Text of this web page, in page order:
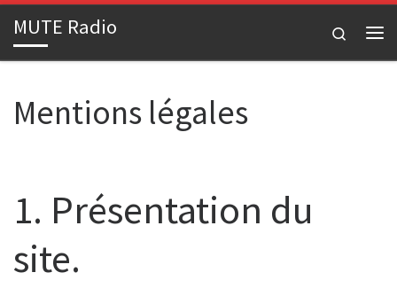
Passer au contenu
MUTE Radio
Search
Mentions légales
1. Présentation du
site.